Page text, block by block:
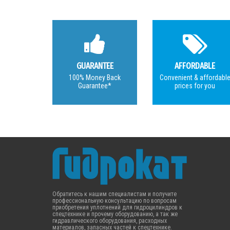
GUARANTEE
100% Money Back
Guarantee*
AFFORDABLE
Convenient & affordable
prices for you
Обратитесь к нашим специалистам и получите
профессиональную консультацию по вопросам
приобретения уплотнений для гидроцилиндров к
спецтехнике и прочему оборудованию, а так же
гидравлического оборудования, расходных
материалов, запасных частей к спецтехнике.